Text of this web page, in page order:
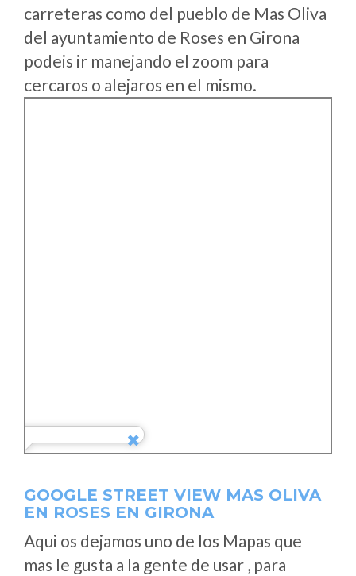
carreteras como del pueblo de Mas Oliva
del ayuntamiento de Roses en Girona
podeis ir manejando el zoom para
cercaros o alejaros en el mismo.
GOOGLE STREET VIEW MAS OLIVA
EN ROSES EN GIRONA
Aqui os dejamos uno de los Mapas que
mas le gusta a la gente de usar , para